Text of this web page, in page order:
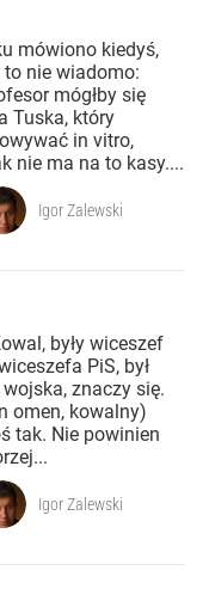
mówiono kiedyś,
nie wiadomo:
mógłby się
Tuska, który
in vitro,
nie ma na to kasy....
Igor Zalewski
były wiceszef
PiS, był
znaczy się.
omen, kowalny)
tak. Nie powinien
Igor Zalewski